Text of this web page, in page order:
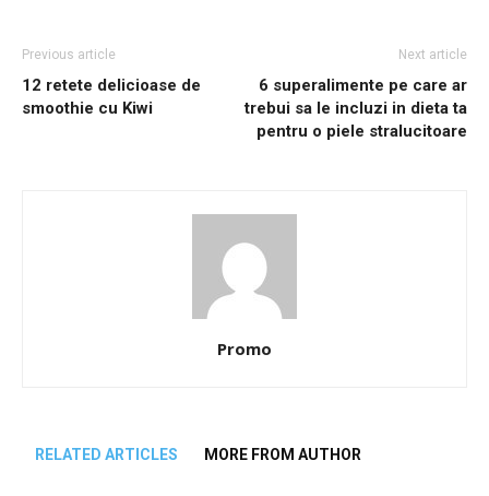
Previous article
12 retete delicioase de
smoothie cu Kiwi
Next article
6 superalimente pe care ar
trebui sa le incluzi in dieta ta
pentru o piele stralucitoare
Promo
RELATED ARTICLES MORE FROM AUTHOR